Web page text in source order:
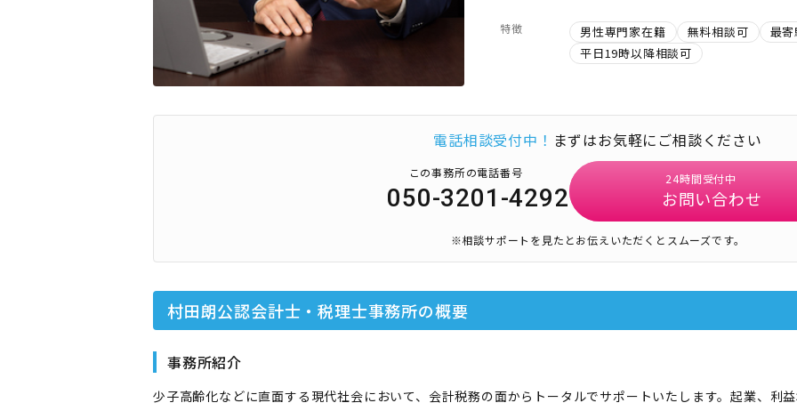
特徴 男性専門家在籍 無料相談可
最
平日19時以降相談可
電話相談受付中！ まずはお気軽にご相談ください
この事務所の電話番号
050-3201-4292
24時間受付中
お問い合わせ
※相談サポートを見たとお伝えいただくとスムーズです。
村田朗公認会計士・税理士事務所の概要
事務所紹介
少子高齢化などに直面する現代社会において、会計税務の面からトータルでサポートいたします。起業、利